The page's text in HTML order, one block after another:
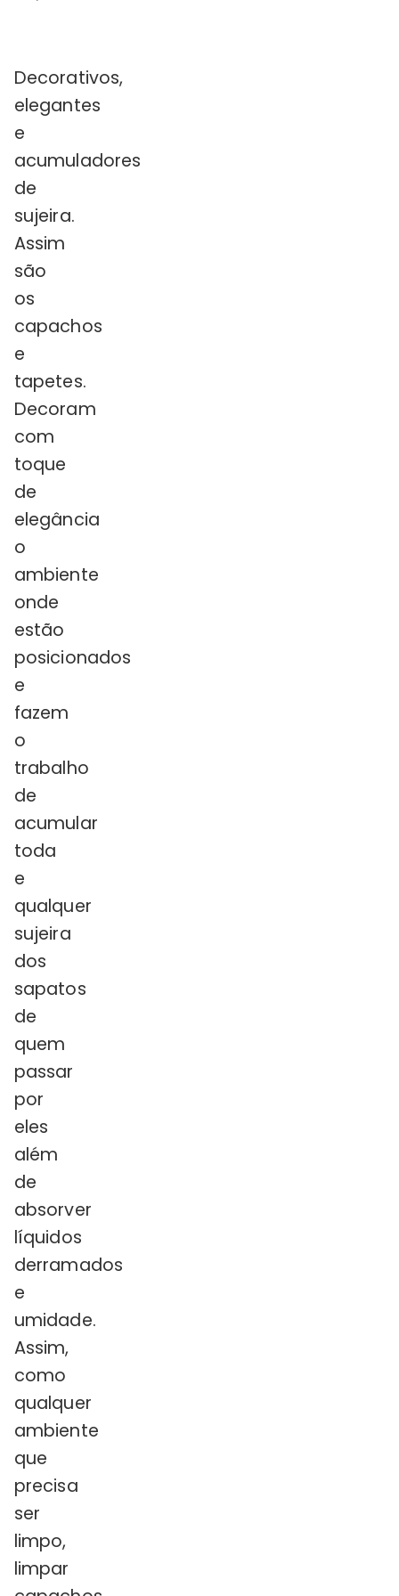
Decorativos,
elegantes
e
acumuladores
de
sujeira.
Assim
são
os
capachos
e
tapetes.
Decoram
com
toque
de
elegância
o
ambiente
onde
estão
posicionados
e
fazem
o
trabalho
de
acumular
toda
e
qualquer
sujeira
dos
sapatos
de
quem
passar
por
eles
além
de
absorver
líquidos
derramados
e
umidade.
Assim,
como
qualquer
ambiente
que
precisa
ser
limpo,
limpar